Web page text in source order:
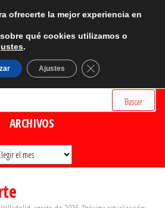
CATEGORÍAS
BUSCADOR
ARCHIVOS
ofrecerte la mejor experiencia en
qué cookies utilizamos o
.
Ajustes Cerrar el banner